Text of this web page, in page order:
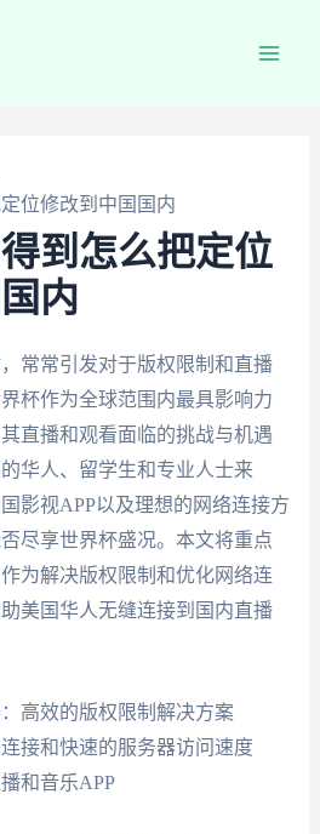
位修改到中国国内
到怎么把定位
内
常常引发对于版权限制和直播
杯作为全球范围内最具影响力
直播和观看面临的挑战与机遇
华人、留学生和专业人士来
影视APP以及理想的网络连接方
尽享世界杯盛况。本文将重点
为解决版权限制和优化网络连
美国华人无缝连接到国内直播
高效的版权限制解决方案
接和快速的服务器访问速度
和音乐APP